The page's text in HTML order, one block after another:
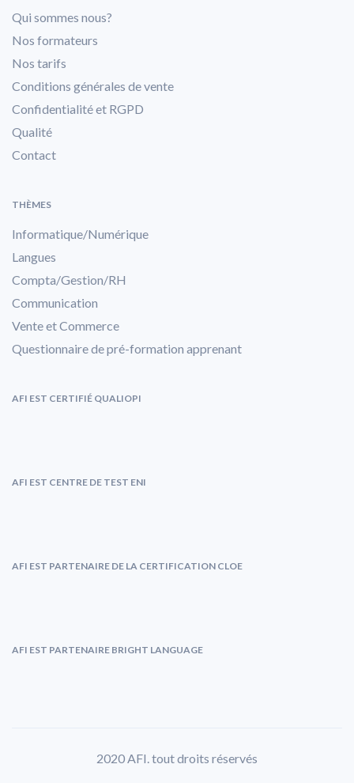
Qui sommes nous?
Nos formateurs
Nos tarifs
Conditions générales de vente
Confidentialité et RGPD
Qualité
Contact
THÈMES
Informatique/Numérique
Langues
Compta/Gestion/RH
Communication
Vente et Commerce
Questionnaire de pré-formation apprenant
AFI EST CERTIFIÉ QUALIOPI
AFI EST CENTRE DE TEST ENI
AFI EST PARTENAIRE DE LA CERTIFICATION CLOE
AFI EST PARTENAIRE BRIGHT LANGUAGE
2020 AFI. tout droits réservés